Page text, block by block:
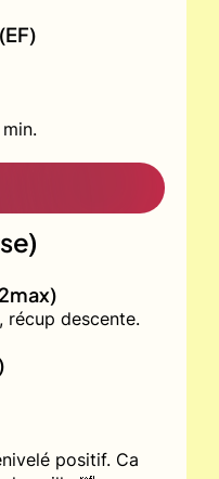
descente.
positif. Ca